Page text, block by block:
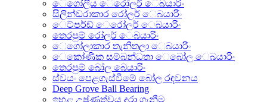
ෙගෝලීය ෙරෝලර් ෙබයාරිං
සිලින්ඩරාකාර රෝලර් ෙබයාරිං
ෙට්පර්ඩ් ෙරෝලර් ෙබයාරිං
තෙරපුම් රෝලර් ෙබයාරිං
ෙගෝලාකාර තැනිතලා ෙබයාරිං
ෙකෝණික සම්බන්ධතා ෙබෝල ෙබයාරිං
තෙරපුම් බෝල බෙයාරිං
ස්වයං පෙළගැස්වීමේ බෝල රඳවනය
Deep Grove Ball Bearing
ඉහළ උෂ්ණත්වය දරා ගැනීම